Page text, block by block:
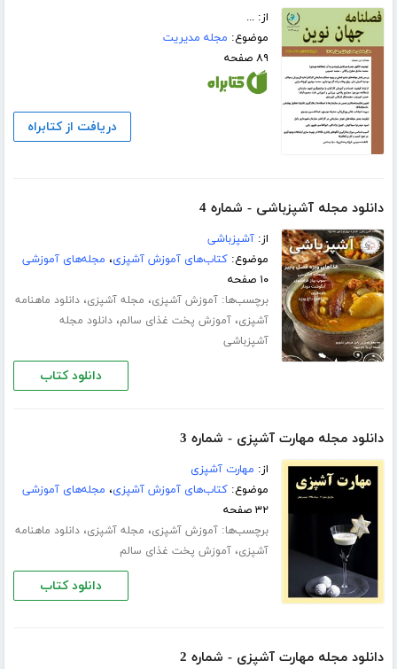
از: ...
موضوع: مجله مدیریت
۸۹ صفحه
دریافت از کتابراه
دانلود مجله آشپزباشی - شماره 4
از:آشپزباشی
موضوع:کتاب‌های آموزش آشپزی، مجله‌های آموزشی
۱۰ صفحه
برچسب‌ها:آموزش آشپزی، مجله آشپزی،دانلود ماهنامه
آشپزی،آموزش پخت غذای سالم،دانلود مجله
آشپزباشی
دانلود کتاب
دانلود مجله مهارت آشپزی - شماره 3
از: مهارت آشپزی
موضوع:کتاب‌های آموزش آشپزی، مجله‌های آموزشی
۳۲ صفحه
برچسب‌ها:آموزش آشپزی، مجله آشپزی،دانلود ماهنامه
آشپزی،آموزش پخت غذای سالم
دانلود کتاب
دانلود مجله مهارت آشپزی - شماره 2